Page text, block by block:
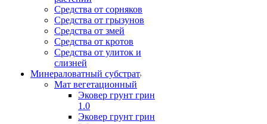
Средства от сорняков
Средства от грызунов
Средства от змей
Средства от кротов
Средства от улиток и
слизней
Минераловатный субстрат
Мат вегетационный
Эковер грунт грин
1.0
Эковер грунт грин